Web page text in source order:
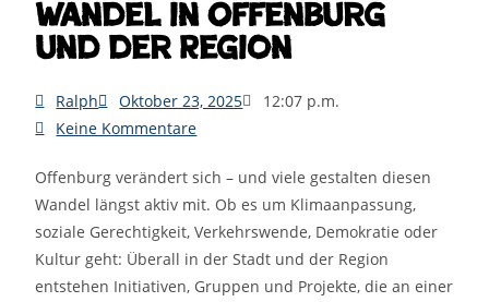
Wandel in Offenburg
und der Region
Ralph Oktober 23, 2025
12:07 p.m.
Keine Kommentare
Offenburg verändert sich – und viele gestalten diesen
Wandel längst aktiv mit. Ob es um Klimaanpassung,
soziale Gerechtigkeit, Verkehrswende, Demokratie oder
Kultur geht: Überall in der Stadt und der Region
entstehen Initiativen, Gruppen und Projekte, die an einer